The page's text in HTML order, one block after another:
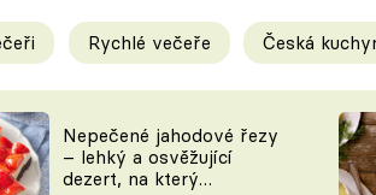
a triky
ZA JÍDLEM
Rychlé večeře Česká
Nepečené jahodové řezy
– lehký a osvěžující
dezert, na který